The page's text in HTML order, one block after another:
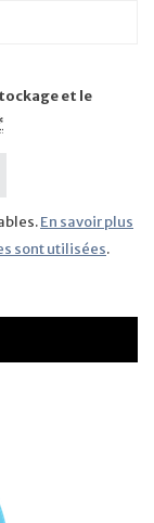
et le
En savoir plus
sont utilisées.